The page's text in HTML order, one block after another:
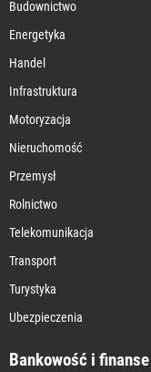
Budownictwo
Energetyka
Handel
Infrastruktura
Motoryzacja
Nieruchomość
Przemysł
Rolnictwo
Telekomunikacja
Transport
Turystyka
Ubezpieczenia
Bankowość i finanse